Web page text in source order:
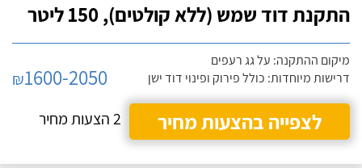
התקנת דוד שמש (ללא קולטים), 150 ליטר
מיקום ההתקנה: על גג רעפים
דרישות מיוחדות: כולל פירוק ופינוי דוד ישן
₪1600-2050
לצפייה בהצעות מחיר
2 הצעות מחיר